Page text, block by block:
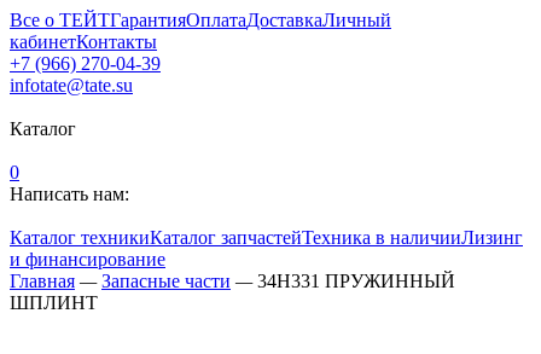
Все о ТЕЙТГарантияОплатаДоставкаЛичный
кабинетКонтакты
+7 (966) 270-04-39
infotate@tate.su
Каталог
0
Написать нам:
Каталог техникиКаталог запчастейТехника в наличииЛизинг
и финансирование
Главная — Запасные части — 34H331 ПРУЖИННЫЙ
ШПЛИНТ